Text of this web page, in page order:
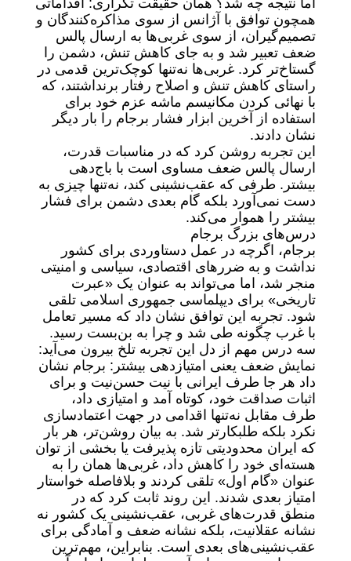
اما نتیجه چه شد؟ همان حقیقت تکراری: اقداماتی
همچون توافق با آژانس از سوی مذاکره‌کنندگان و
تصمیم‌گیران، از سوی غربی‌ها به ارسال پالس
ضعف تعبیر شد و به‌ جای کاهش تنش، دشمن را
گستاخ‌تر کرد. غربی‌ها نه‌تنها کوچک‌ترین قدمی در
راستای کاهش تنش و اصلاح رفتار برنداشتند، که
با نهائی کردن مکانیسم ماشه عزم خود برای
استفاده از آخرین ابزار فشار برجام را بار دیگر
نشان دادند.
این تجربه روشن کرد که در مناسبات قدرت،
ارسال پالس ضعف مساوی است با باج‌دهی
بیشتر. طرفی که عقب‌نشینی کند، نه‌تنها چیزی به
دست نمی‌آورد بلکه گام بعدی دشمن برای فشار
بیشتر را هموار می‌کند.
درس‌های بزرگ برجام
برجام، اگرچه در عمل دستاوردی برای کشور
نداشت و به ضررهای اقتصادی، سیاسی و امنیتی
منجر شد، اما می‌تواند به ‌عنوان یک «عبرت
تاریخی» برای دیپلماسی جمهوری اسلامی تلقی
شود. تجربه این توافق نشان داد که مسیر تعامل
با غرب چگونه طی شد و چرا به بن‌بست رسید.
سه درس مهم از دل این تجربه تلخ بیرون می‌آید:
نمایش ضعف یعنی امتیازدهی بیشتر: برجام نشان
داد هر جا طرف ایرانی با نیت حسن‌نیت و برای
اثبات صداقت خود، کوتاه آمد و امتیازی داد،
طرف مقابل نه‌تنها اقدامی در جهت اعتمادسازی
نکرد بلکه طلبکارتر شد. به بیان روشن‌تر، هر بار
که ایران محدودیتی تازه پذیرفت یا بخشی از توان
هسته‌ای خود را کاهش داد، غربی‌ها همان را به
‌عنوان «گام اول» تلقی کردند و بلافاصله خواستار
امتیاز بعدی شدند. این روند ثابت کرد که در
منطق قدرت‌های غربی، عقب‌نشینی یک کشور نه
نشانه عقلانیت، بلکه نشانه ضعف و آمادگی برای
عقب‌نشینی‌های بعدی است. بنابراین، مهم‌ترین